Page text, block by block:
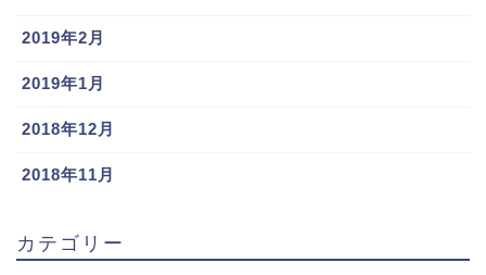
2019年2月
2019年1月
2018年12月
2018年11月
カテゴリー